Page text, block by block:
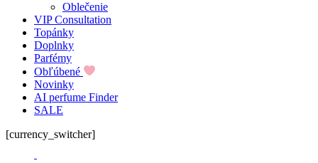
Oblečenie
VIP Consultation
Topánky
Doplnky
Parfémy
Obľúbené
Novinky
AI perfume Finder
SALE
[currency_switcher]